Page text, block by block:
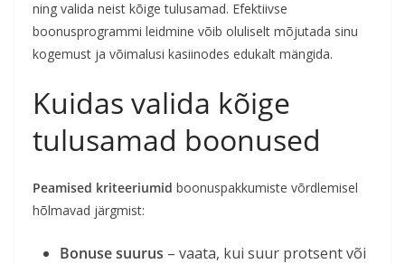
ning valida neist kõige tulusamad. Efektiivse
boonusprogrammi leidmine võib oluliselt mõjutada sinu
kogemust ja võimalusi kasiinodes edukalt mängida.
Kuidas valida kõige
tulusamad boonused
Peamised kriteeriumid boonuspakkumiste võrdlemisel
hõlmavad järgmist:
Bonuse suurus – vaata, kui suur protsent või